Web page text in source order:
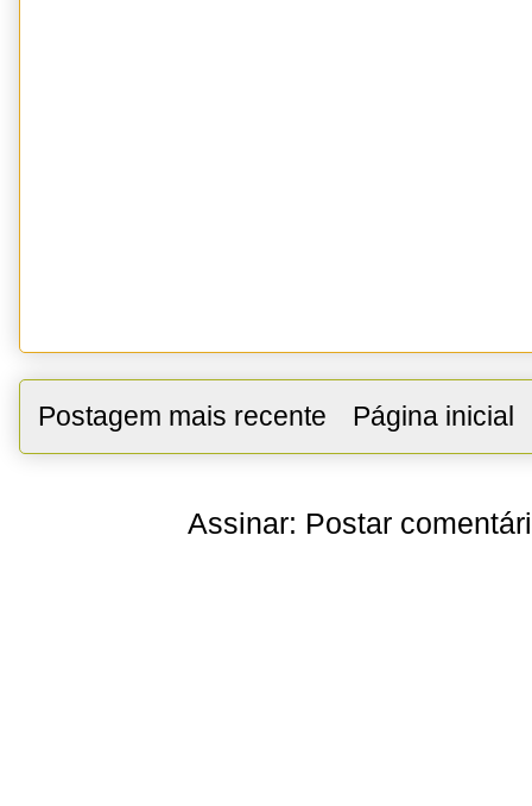
Postagem mais recente Página inicial
Assinar: Postar